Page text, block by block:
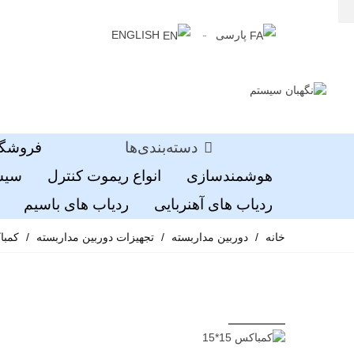
پارسی ENGLISH
دسته‌بندی‌ها
هوشمندسازی
انواع ریموت کنترل
ردیاب های آهنربایی
ردیاب های باسیم
خانه / دوربین مداربسته / تجهیزات دوربین مداربسته /